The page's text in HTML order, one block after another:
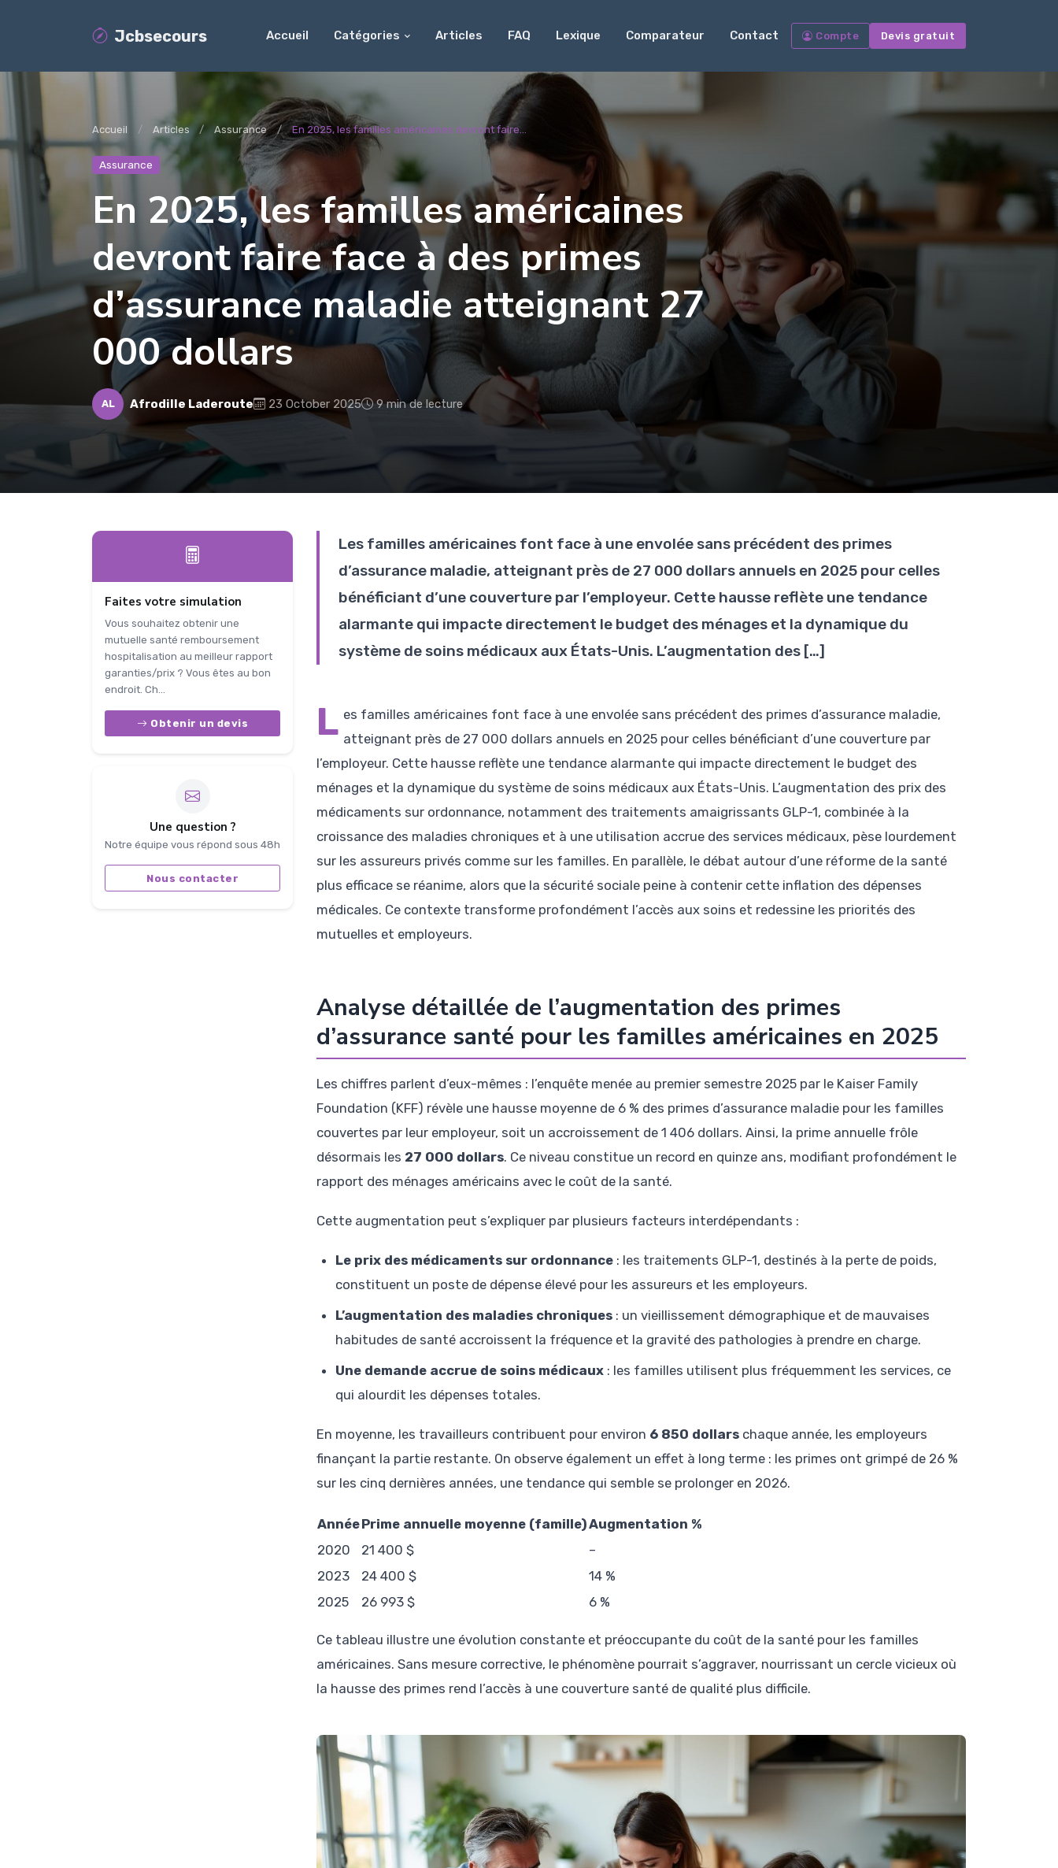
Jcbsecours Accueil Catégories Articles FAQ Lexique Comparateur Contact Compte Devis gratuit
Accueil Articles Assurance En 2025, les familles américaines devront faire...
Assurance
En 2025, les familles américaines
devront faire face à des primes
d’assurance maladie atteignant 27
000 dollars
AL Afrodille Laderoute 23 October 2025 9 min de lecture
Faites votre simulation
Vous souhaitez obtenir une
mutuelle santé remboursement
hospitalisation au meilleur rapport
garanties/prix ? Vous êtes au bon
endroit. Ch...
Obtenir un devis
Une question ?
Notre équipe vous répond sous 48h
Nous contacter
Les familles américaines font face à une envolée sans précédent des primes
d’assurance maladie, atteignant près de 27 000 dollars annuels en 2025 pour celles
bénéficiant d’une couverture par l’employeur. Cette hausse reflète une tendance
alarmante qui impacte directement le budget des ménages et la dynamique du
système de soins médicaux aux États-Unis. L’augmentation des […]
L es familles américaines font face à une envolée sans précédent des primes d’assurance maladie,
atteignant près de 27 000 dollars annuels en 2025 pour celles bénéficiant d’une couverture par
l’employeur. Cette hausse reflète une tendance alarmante qui impacte directement le budget des
ménages et la dynamique du système de soins médicaux aux États-Unis. L’augmentation des prix des
médicaments sur ordonnance, notamment des traitements amaigrissants GLP-1, combinée à la
croissance des maladies chroniques et à une utilisation accrue des services médicaux, pèse lourdement
sur les assureurs privés comme sur les familles. En parallèle, le débat autour d’une réforme de la santé
plus efficace se réanime, alors que la sécurité sociale peine à contenir cette inflation des dépenses
médicales. Ce contexte transforme profondément l’accès aux soins et redessine les priorités des
mutuelles et employeurs.
Analyse détaillée de l’augmentation des primes
d’assurance santé pour les familles américaines en 2025
Les chiffres parlent d’eux-mêmes : l’enquête menée au premier semestre 2025 par le Kaiser Family
Foundation (KFF) révèle une hausse moyenne de 6 % des primes d’assurance maladie pour les familles
couvertes par leur employeur, soit un accroissement de 1 406 dollars. Ainsi, la prime annuelle frôle
désormais les 27 000 dollars. Ce niveau constitue un record en quinze ans, modifiant profondément le
rapport des ménages américains avec le coût de la santé.
Cette augmentation peut s’expliquer par plusieurs facteurs interdépendants :
Le prix des médicaments sur ordonnance : les traitements GLP-1, destinés à la perte de poids,
constituent un poste de dépense élevé pour les assureurs et les employeurs.
L’augmentation des maladies chroniques : un vieillissement démographique et de mauvaises
habitudes de santé accroissent la fréquence et la gravité des pathologies à prendre en charge.
Une demande accrue de soins médicaux : les familles utilisent plus fréquemment les services, ce
qui alourdit les dépenses totales.
En moyenne, les travailleurs contribuent pour environ 6 850 dollars chaque année, les employeurs
finançant la partie restante. On observe également un effet à long terme : les primes ont grimpé de 26 %
sur les cinq dernières années, une tendance qui semble se prolonger en 2026.
AnnéePrime annuelle moyenne (famille)Augmentation %
2020
21 400 $
–
2023
24 400 $
14 %
2025
26 993 $ 6 %
Ce tableau illustre une évolution constante et préoccupante du coût de la santé pour les familles
américaines. Sans mesure corrective, le phénomène pourrait s’aggraver, nourrissant un cercle vicieux où
la hausse des primes rend l’accès à une couverture santé de qualité plus difficile.